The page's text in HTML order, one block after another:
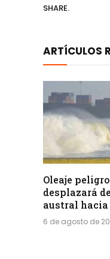
SHARE.
ARTÍCULOS
Oleaje
desplazará
austral
6 de agosto de